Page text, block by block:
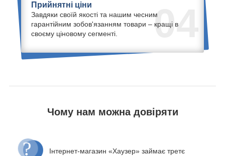
04
Прийнятні ціни
Завдяки своїй якості та нашим чесним
гарантійним зобов'язанням товари – кращі в
своєму ціновому сегменті.
Чому нам можна довіряти
Інтернет-магазин «Хаузер» займає третє